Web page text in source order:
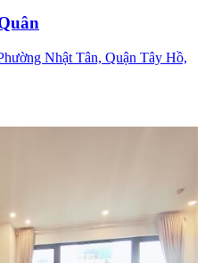
Nhật Tân, Quận Tây Hồ,